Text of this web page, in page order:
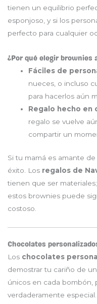
tienen un equilibrio
esponjoso, y si los
perfecto para cualquier
¿Por qué elegir brownies
Fáciles de
nueces, o incluso
para hacerlos aún
Regalo hecho en
regalo se vuelve
compartir un
Si tu mamá es amante
éxito. Los regalos de
tienen que ser
estos brownies puede
costoso.
Chocolates
Los chocolates
demostrar tu cariño de
únicos en cada bombón,
verdaderamente especial.